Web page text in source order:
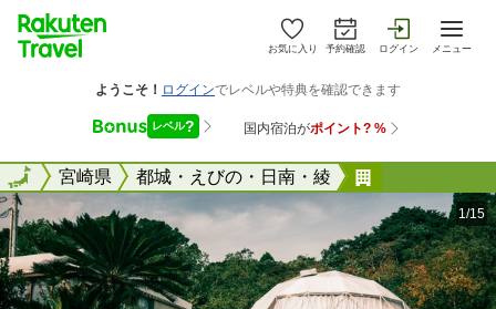
お気に入り 予約確認 ログイン メニュー
全国宮崎県 都城・えびの・日南・綾
全国
1/15